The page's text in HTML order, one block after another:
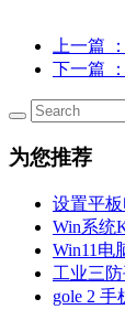
上一篇
下一篇
为您推荐
设置平
Win系统
Win11电
工业三
gole 2